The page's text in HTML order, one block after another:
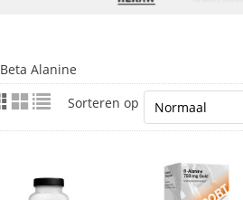
Beta Alanine
Sorteren op